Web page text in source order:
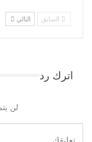
السابق التالي
اترك رد
لن